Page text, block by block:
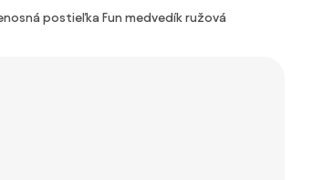
postieľka Fun medvedík ružová